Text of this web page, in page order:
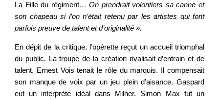
La Fille du régiment… On prendrait volontiers sa canne et
son chapeau si l’on n’était retenu par les artistes qui font
parfois preuve de talent et d’originalité ».
En dépit de la critique, l’opérette reçut un accueil triomphal
du public. La troupe de la création rivalisait d’entrain et de
talent. Ernest Vois tenait le rôle du marquis. Il compensait
son manque de voix par un jeu plein d’aisance. Gaspard
eut un interprète idéal dans Milher. Simon Max fut un